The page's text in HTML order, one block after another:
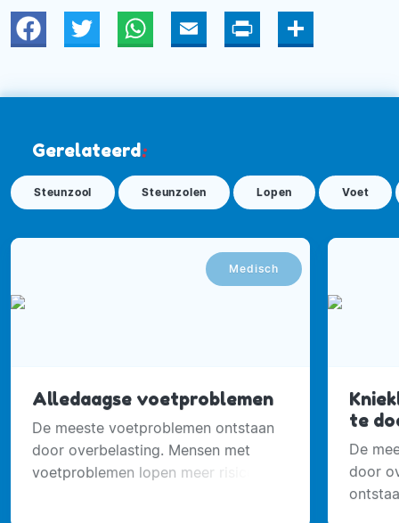
Twitter WhatsAppEmail Print Deel
Gerelateerd:
Steunzool Steunzolen Lopen Voet
Medisch
Alledaagse voetproblemen
De meeste voetproblemen ontstaan
door overbelasting. Mensen met
voetproblemen lopen meer risico om
te
De
door